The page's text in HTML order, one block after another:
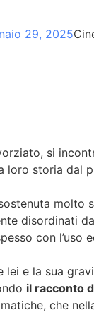
29, 2025
si
loro storia dal
molto
disordinati
con
lei e la sua
il racconto
che